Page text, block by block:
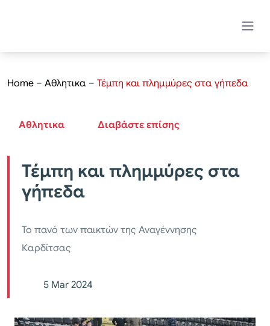
Home – Αθλητικα – Τέμπη και πλημμύρες στα γήπεδα
Αθλητικα Διαβάστε επίσης
Τέμπη και πλημμύρες στα
γήπεδα
Το πανό των παικτών της Αναγέννησης
Καρδίτσας
5 Mar 2024